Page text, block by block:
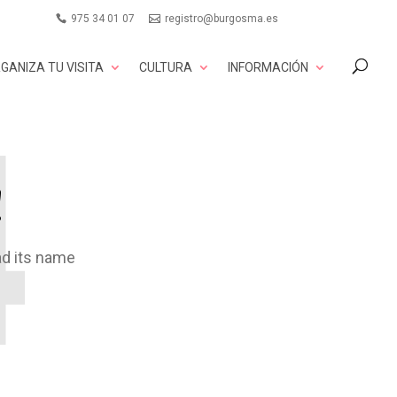
975 34 01 07 registro@burgosma.es
TU VISITA CULTURA INFORMACIÓN
its name